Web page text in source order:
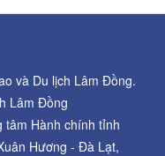
và Du lịch Lâm Đồng.
Lâm Đồng
tâm Hành chính tỉnh
Hương - Đà Lạt,